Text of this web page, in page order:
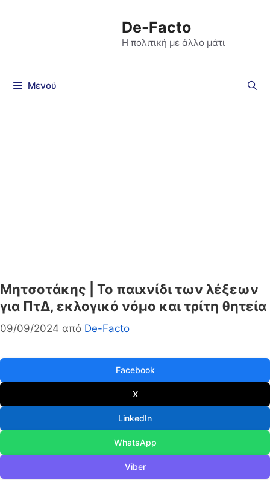
De-Facto
Η πολιτική με άλλο μάτι
Μενού
Μητσοτάκης | Το παιxνίδι των λέξεων
για ΠτΔ, εκλογικό νόμο και τρίτη θητεία
09/09/2024 από De-Facto
Facebook
X
LinkedIn
WhatsApp
Viber